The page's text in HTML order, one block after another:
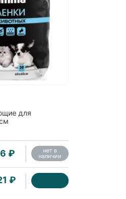
для
₽ нет в
наличии
₽